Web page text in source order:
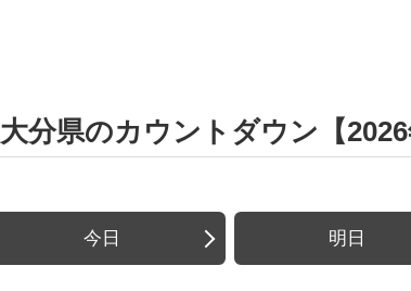
大分県のカウントダウン【2026
今日 明日